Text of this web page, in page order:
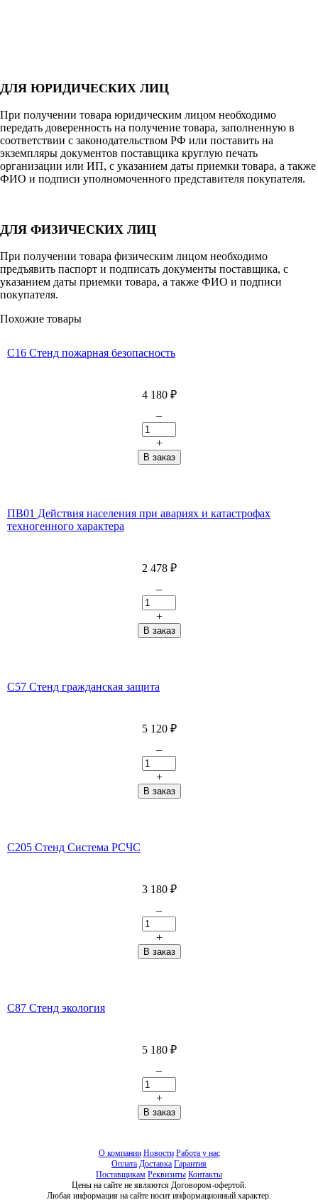
ДЛЯ ЮРИДИЧЕСКИХ ЛИЦ
При получении товара юридическим лицом необходимо
передать доверенность на получение товара, заполненную в
соответствии с законодательством РФ или поставить на
экземпляры документов поставщика круглую печать
организации или ИП, с указанием даты приемки товара, а также
ФИО и подписи уполномоченного представителя покупателя.
ДЛЯ ФИЗИЧЕСКИХ ЛИЦ
При получении товара физическим лицом необходимо
предъявить паспорт и подписать документы поставщика, с
указанием даты приемки товара, а также ФИО и подписи
покупателя.
Похожие товары
С16 Стенд пожарная безопасность
4 180 ₽
–
+
ПВ01 Действия населения при авариях и катастрофах
техногенного характера
2 478 ₽
–
+
С57 Стенд гражданская защита
5 120 ₽
–
+
С205 Стенд Система РСЧС
3 180 ₽
–
+
C87 Стенд экология
5 180 ₽
–
+
О компании Новости Работа у нас
Оплата Доставка Гарантия
Поставщикам Реквизиты Контакты
Цены на сайте не являются Договором-офертой.
Любая информация на сайте носит информационный характер.